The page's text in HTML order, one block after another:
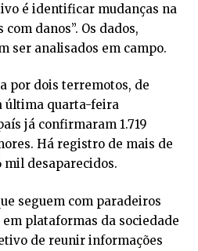
é identificar mudanças na
danos”. Os dados,
ser analisados em campo.
por dois terremotos, de
última quarta-feira
já confirmaram 1.719
Há registro de mais de
mil desaparecidos.
seguem com paradeiros
plataformas da sociedade
de reunir informações